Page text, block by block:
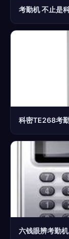
考勤机 不止是
科密TE268考
六钱眼辨考勤